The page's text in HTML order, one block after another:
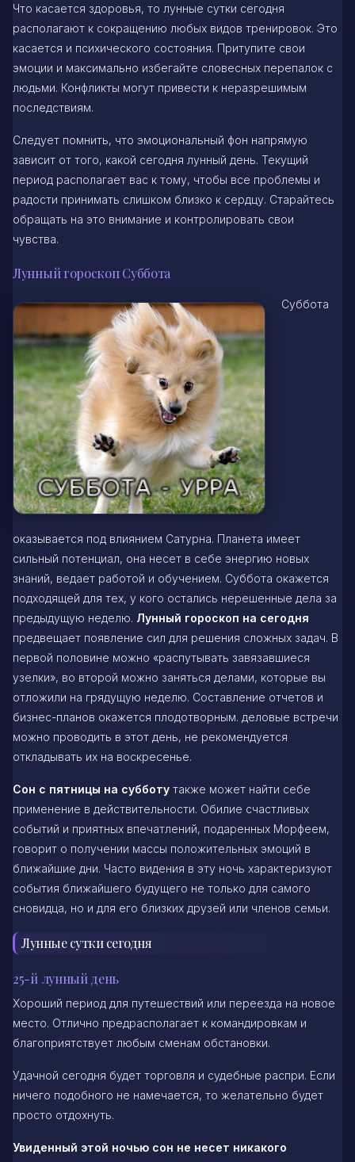
Что касается здоровья, то лунные сутки сегодня
располагают к сокращению любых видов тренировок. Это
касается и психического состояния. Притупите свои
эмоции и максимально избегайте словесных перепалок с
людьми. Конфликты могут привести к неразрешимым
последствиям.
Следует помнить, что эмоциональный фон напрямую
зависит от того, какой сегодня лунный день. Текущий
период располагает вас к тому, чтобы все проблемы и
радости принимать слишком близко к сердцу. Старайтесь
обращать на это внимание и контролировать свои
чувства.
Лунный гороскоп Суббота
Суббота
оказывается под влиянием Сатурна. Планета имеет
сильный потенциал, она несет в себе энергию новых
знаний, ведает работой и обучением. Суббота окажется
подходящей для тех, у кого остались нерешенные дела за
предыдущую неделю. Лунный гороскоп на сегодня
предвещает появление сил для решения сложных задач. В
первой половине можно «распутывать завязавшиеся
узелки», во второй можно заняться делами, которые вы
отложили на грядущую неделю. Составление отчетов и
бизнес-планов окажется плодотворным. деловые встречи
можно проводить в этот день, не рекомендуется
откладывать их на воскресенье.
Сон с пятницы на субботу также может найти себе
применение в действительности. Обилие счастливых
событий и приятных впечатлений, подаренных Морфеем,
говорит о получении массы положительных эмоций в
ближайшие дни. Часто видения в эту ночь характеризуют
события ближайшего будущего не только для самого
сновидца, но и для его близких друзей или членов семьи.
Лунные сутки сегодня
25-й лунный день
Хороший период для путешествий или переезда на новое
место. Отлично предрасполагает к командировкам и
благоприятствует любым сменам обстановки.
Удачной сегодня будет торговля и судебные распри. Если
ничего подобного не намечается, то желательно будет
просто отдохнуть.
Увиденный этой ночью сон не несет никакого